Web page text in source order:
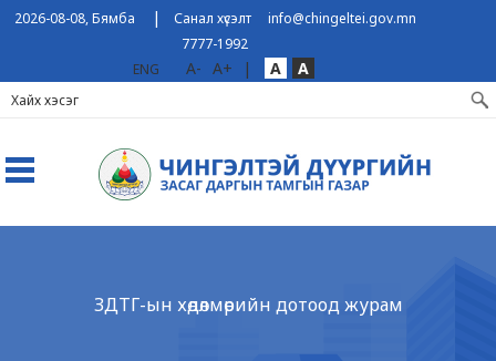
2026-08-08, Бямба | Санал хүсэлт
info@chingeltei.gov.mn
7777-1992
ENG
A- A+ | A A
ЗДТГ-ын хөдөлмөрийн дотоод журам